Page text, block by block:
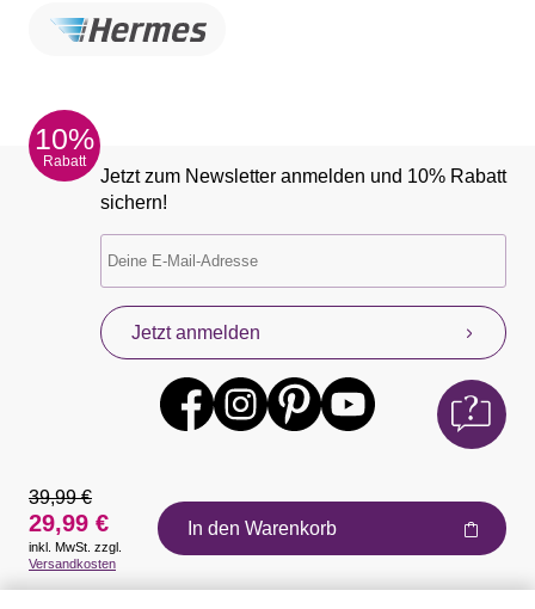
10%
Rabatt
Jetzt zum Newsletter anmelden und 10% Rabatt
sichern!
Jetzt anmelden
Auszeichnungen
39,99 €
29,99 €
inkl. MwSt. zzgl.
Versandkosten
In den Warenkorb